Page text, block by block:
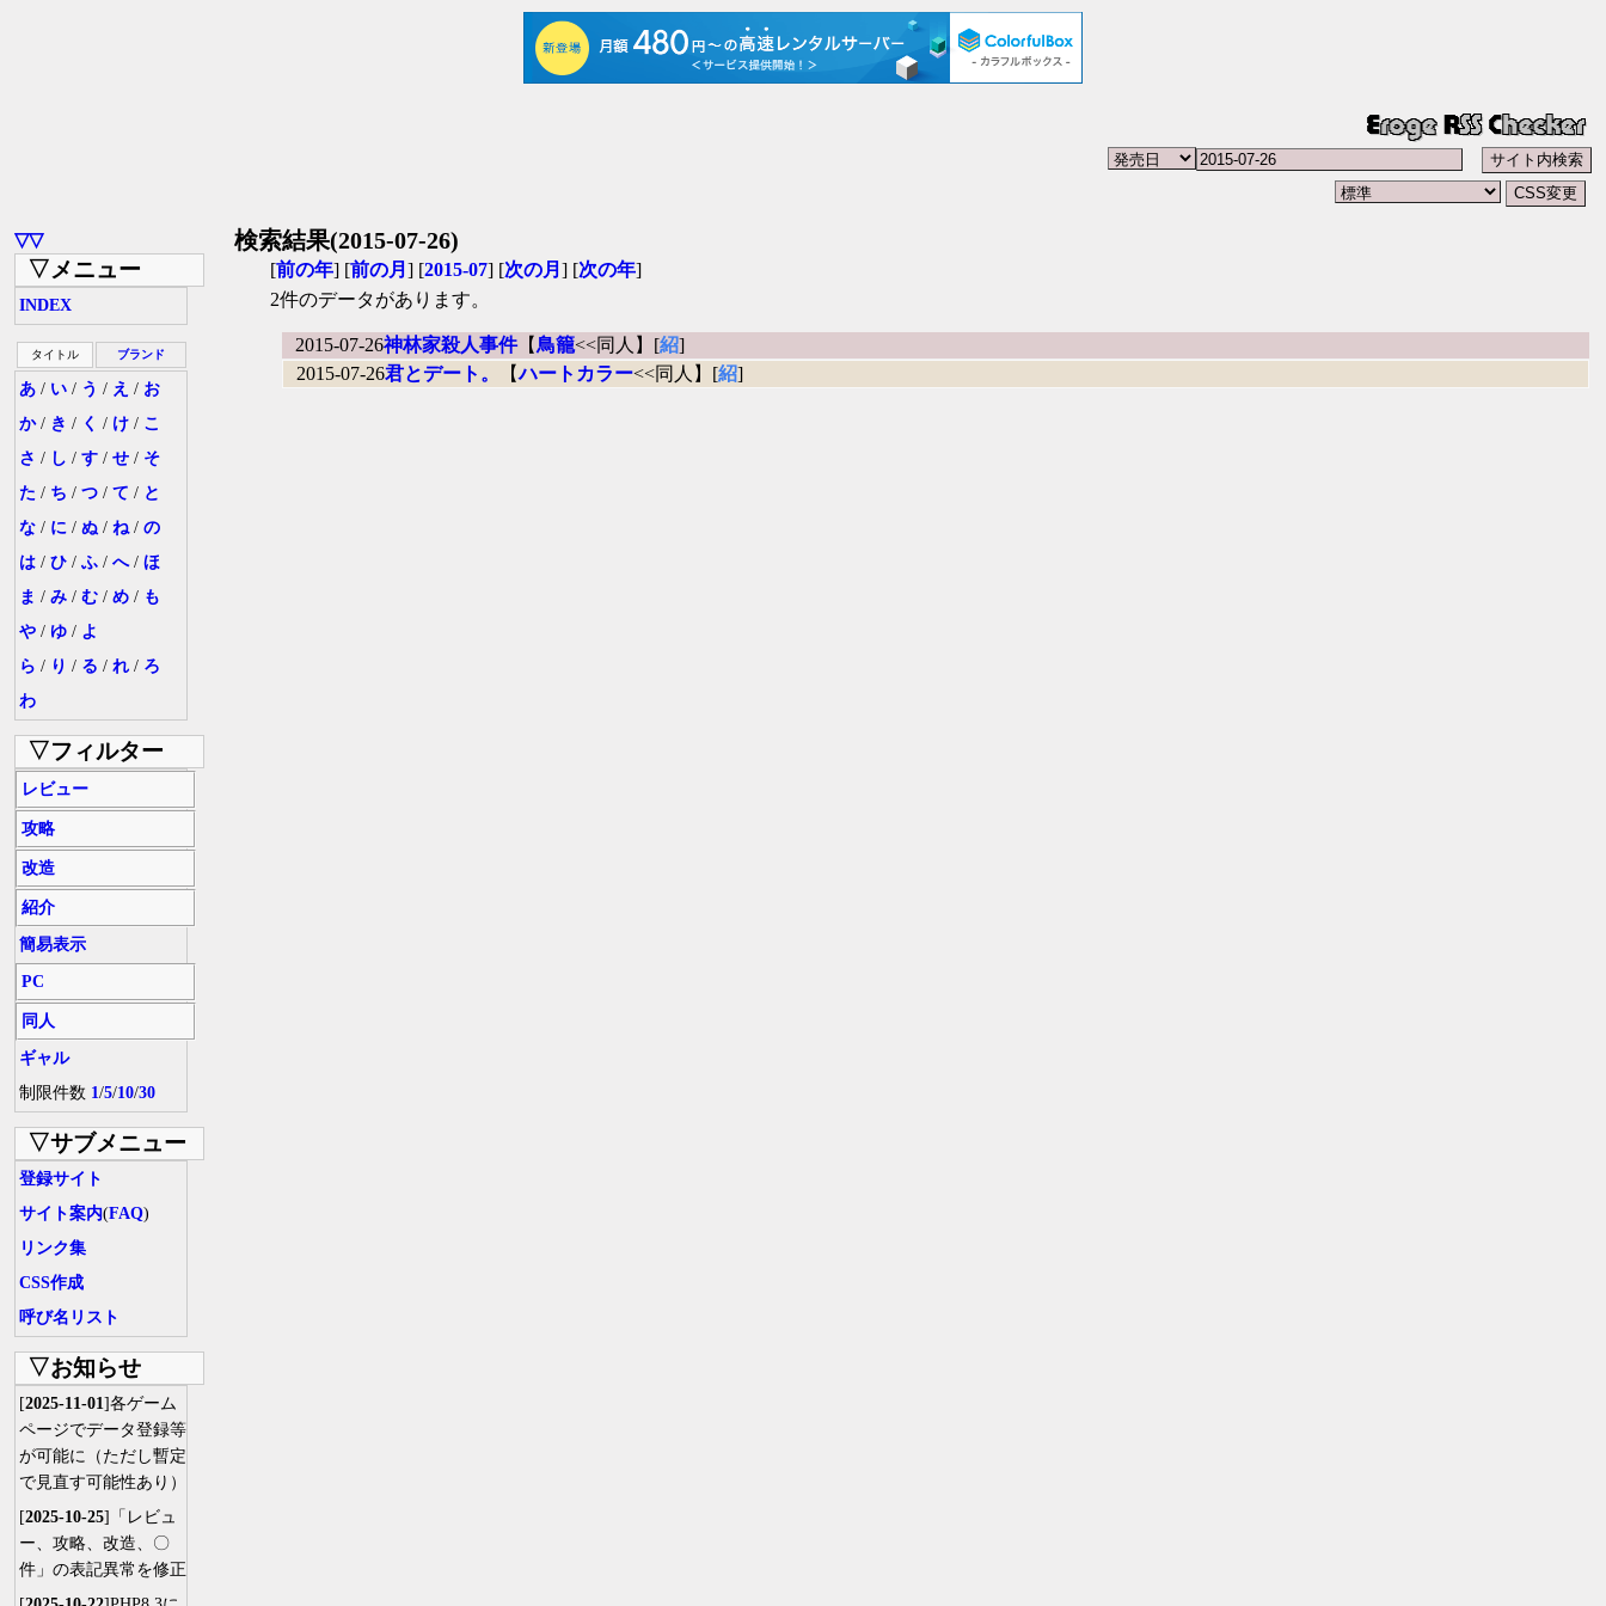
▽▽
▽メニュー
INDEX
タイトル ブランド
あ / い / う / え / お
か/ き / く / け / こ
さ / し / す / せ / そ
た / ち / つ / て / と
な / に / ぬ / ね / の
は / ひ / ふ / へ/ ほ
ま / み / む / め / も
や / ゆ / よ
ら / り / る / れ / ろ
わ
▽フィルター
レビュー
攻略
改造
紹介
簡易表示
PC
同人
ギャル
制限件数 1/5/10/30
▽サブメニュー
登録サイト
サイト案内(FAQ)
リンク集
CSS作成
呼び名リスト
▽お知らせ
[2025-11-01]各ゲーム
ページでデータ登録等
が可能に（ただし暫定
で見直す可能性あり）
[2025-10-25]「レビュ
ー、攻略、改造、〇
件」の表記異常を修正
検索結果(2015-07-26)
[前の年] [前の月 ] [2015-07] [次の月 ] [次の年]
2件のデータがあります。
2015-07-26神林家殺人事件【鳥籠<<同人】[紹]
2015-07-26君とデート。 【ハートカラー<<同人】[紹]